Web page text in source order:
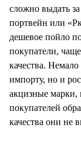
сложно выдать
портвейн или
дешевое пойло
покупатели,
качества.
импорту, но и
акцизные марки,
покупателей
качества они не